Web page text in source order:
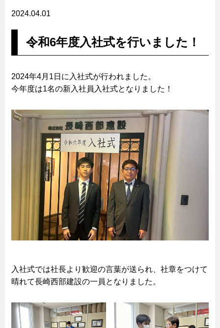
2024.04.01
令和6年度入社式を行いました！
2024年4月1日に入社式が行われました。
今年度は1名の新入社員入社式となりました！
入社式では社長より歓迎の言葉が送られ、社章をつけて
晴れて長崎西部建設の一員となりました。